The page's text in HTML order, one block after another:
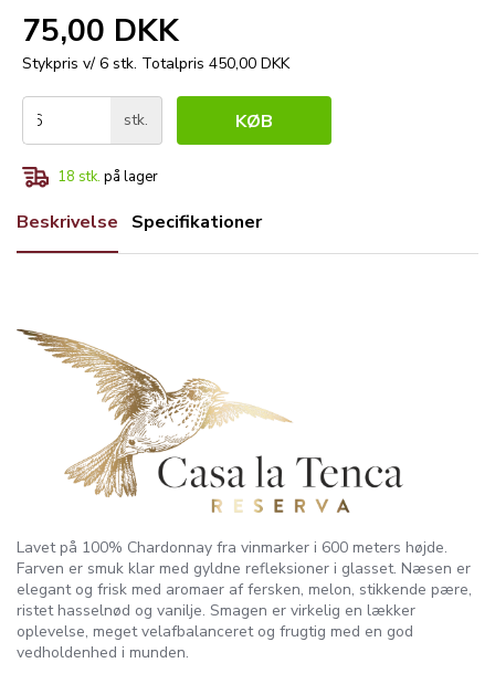
75,00 DKK
Stykpris v/ 6 stk. Totalpris 450,00 DKK
stk. KØB
18 stk. på lager
Beskrivelse Specifikationer
Lavet på 100% Chardonnay fra vinmarker i 600 meters højde.
Farven er smuk klar med gyldne refleksioner i glasset. Næsen er
elegant og frisk med aromaer af fersken, melon, stikkende pære,
ristet hasselnød og vanilje. Smagen er virkelig en lækker
oplevelse, meget velafbalanceret og frugtig med en god
vedholdenhed i munden.